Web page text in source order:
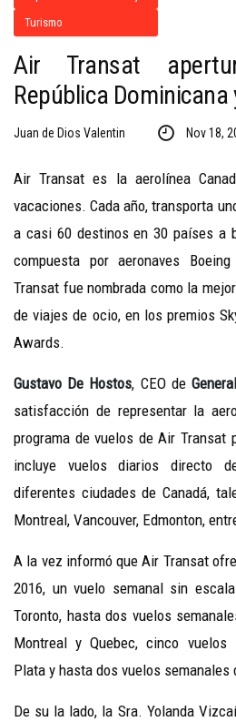
Turismo
Air Transat
República Dominicana
Juan de Dios Valentin Nov 18,
Air Transat es la aerolínea
vacaciones. Cada año, transporta
a casi 60 destinos en 30 países a
compuesta por aeronaves
Transat fue nombrada como la
de viajes de ocio, en los premios
Awards.
Gustavo De Hostos, CEO de
satisfacción de representar la
programa de vuelos de Air Transat
incluye vuelos diarios directo
diferentes ciudades de Canadá,
Montreal, Vancouver, Edmonton,
A la vez informó que Air Transat
2016, un vuelo semanal sin
Toronto, hasta dos vuelos
Montreal y Quebec, cinco vuelos
Plata y hasta dos vuelos semanales
De su la lado, la Sra. Yolanda